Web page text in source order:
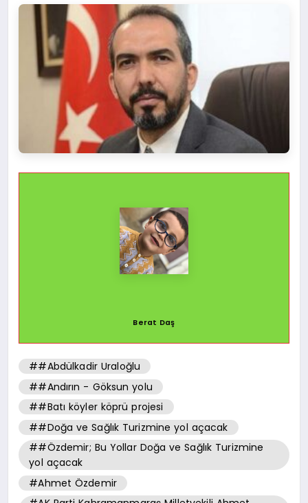
Berat Daş
##Abdülkadir Uraloğlu
##Andırın - Göksun yolu
##Batı köyler köprü projesi
##Doğa ve Sağlık Turizmine yol açacak
##Özdemir; Bu Yollar Doğa ve Sağlık Turizmine
yol açacak
#Ahmet Özdemir